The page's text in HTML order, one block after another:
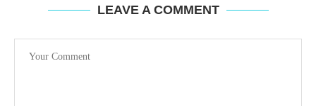
LEAVE A COMMENT